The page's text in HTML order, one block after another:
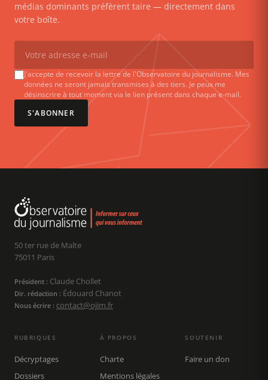
médias dominants préfèrent taire — directement dans
votre boîte.
J'accepte de recevoir la lettre de l'Observatoire du journalisme. Mes
données ne seront jamais transmises à des tiers. Je peux me
désinscrire à tout moment via le lien présent dans chaque e-mail.
S'ABONNER
50 ter rue de Malte
75011 Paris
Président : Claude Chollet
Dir. rédaction : Édouard Chanot
Nous écrire : contact@ojim.fr
RUBRIQUES
Décryptages
Dossiers
À PROPOS
Charte
Mentions légales
SOUTENIR
Faire un don